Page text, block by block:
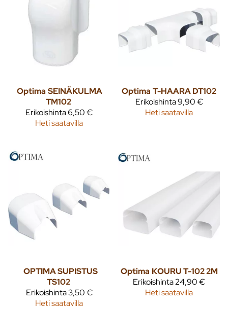
Optima SEINÄKULMA
TM102
Erikoishinta6,50 €
Heti saatavilla
Optima T-HAARA DT102
Erikoishinta9,90 €
Heti saatavilla
OPTIMA SUPISTUS
TS102
Erikoishinta3,50 €
Heti saatavilla
Optima KOURU T-102 2M
Erikoishinta24,90 €
Heti saatavilla